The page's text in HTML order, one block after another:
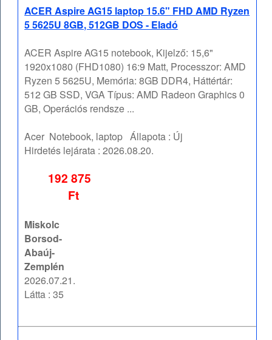
ACER Aspire AG15 laptop 15.6" FHD AMD Ryzen
5 5625U 8GB, 512GB DOS - Eladó
ACER Aspire AG15 notebook, Kijelző: 15,6"
1920x1080 (FHD1080) 16:9 Matt, Processzor: AMD
Ryzen 5 5625U, Memória: 8GB DDR4, Háttértár:
512 GB SSD, VGA Típus: AMD Radeon Graphics 0
GB, Operációs rendsze ...
Acer Notebook, laptop Állapota : Új
Hirdetés lejárata :2026.08.20.
192 875
Ft
Miskolc
Borsod-
Abaúj-
Zemplén
2026.07.21.
Látta : 35